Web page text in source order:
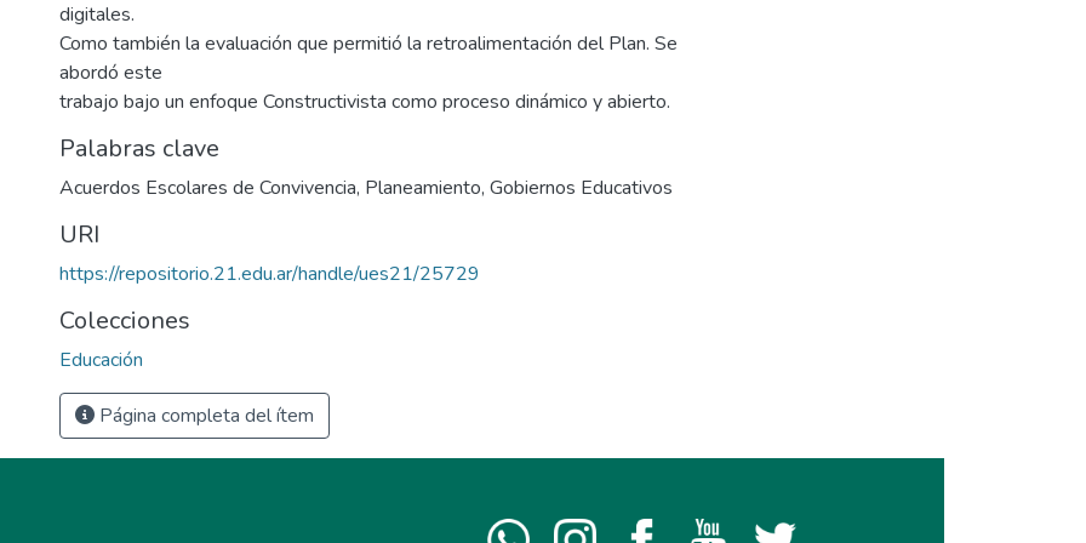
digitales.
Como también la evaluación que permitió la retroalimentación del Plan. Se
abordó este
trabajo bajo un enfoque Constructivista como proceso dinámico y abierto.
Palabras clave
Acuerdos Escolares de Convivencia, Planeamiento, Gobiernos Educativos
URI
https://repositorio.21.edu.ar/handle/ues21/25729
Colecciones
Educación
Página completa del ítem